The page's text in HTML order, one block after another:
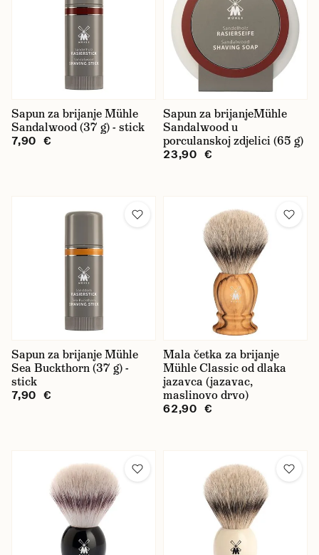
Sapun za brijanje Mühle
Sandalwood (37 g) - stick
7,90 €
Sapun za brijanjeMühle
Sandalwood u
porculanskoj zdjelici (65 g)
23,90 €
Sapun za brijanje Mühle
Sea Buckthorn (37 g) -
stick
7,90 €
Mala četka za brijanje
Mühle Classic od dlaka
jazavca (jazavac,
maslinovo drvo)
62,90 €